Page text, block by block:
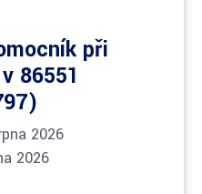
při
86551
2026
2026